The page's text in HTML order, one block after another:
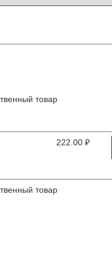
товар
222.00₽
товар